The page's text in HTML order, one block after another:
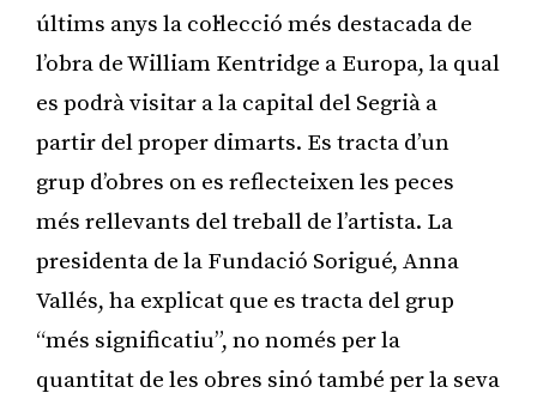
últims anys la col·lecció més destacada de
l’obra de William Kentridge a Europa, la qual
es podrà visitar a la capital del Segrià a
partir del proper dimarts. Es tracta d’un
grup d’obres on es reflecteixen les peces
més rellevants del treball de l’artista. La
presidenta de la Fundació Sorigué, Anna
Vallés, ha explicat que es tracta del grup
“més significatiu”, no només per la
quantitat de les obres sinó també per la seva